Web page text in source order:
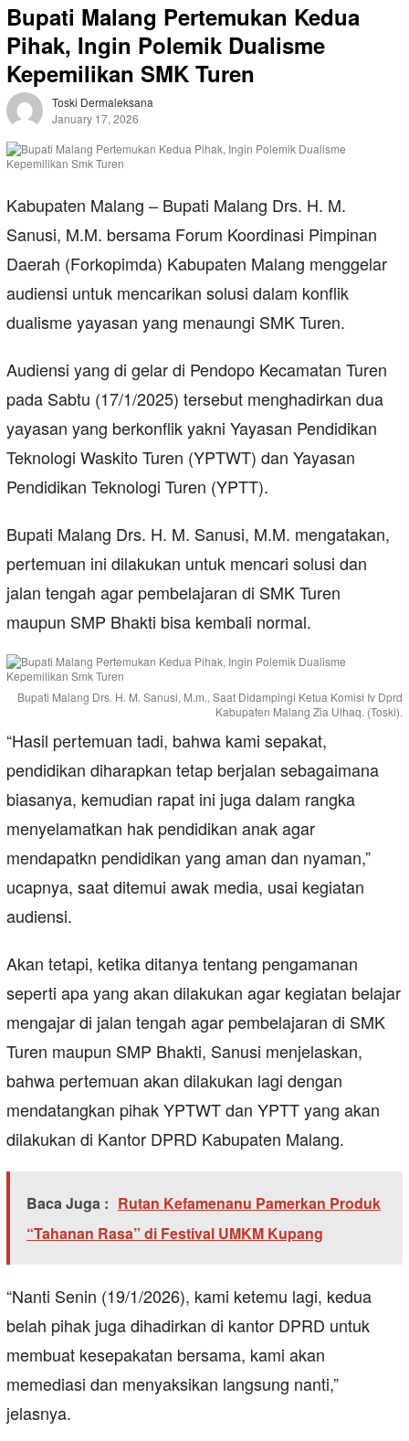
Bupati Malang Pertemukan Kedua
Pihak, Ingin Polemik Dualisme
Kepemilikan SMK Turen
Toski Dermaleksana
January 17, 2026
Kabupaten Malang – Bupati Malang Drs. H. M.
Sanusi, M.M. bersama Forum Koordinasi Pimpinan
Daerah (Forkopimda) Kabupaten Malang menggelar
audiensi untuk mencarikan solusi dalam konflik
dualisme yayasan yang menaungi SMK Turen.
Audiensi yang di gelar di Pendopo Kecamatan Turen
pada Sabtu (17/1/2025) tersebut menghadirkan dua
yayasan yang berkonflik yakni Yayasan Pendidikan
Teknologi Waskito Turen (YPTWT) dan Yayasan
Pendidikan Teknologi Turen (YPTT).
Bupati Malang Drs. H. M. Sanusi, M.M. mengatakan,
pertemuan ini dilakukan untuk mencari solusi dan
jalan tengah agar pembelajaran di SMK Turen
maupun SMP Bhakti bisa kembali normal.
Bupati Malang Drs. H. M. Sanusi, M.m., Saat Didampingi Ketua Komisi Iv Dprd
Kabupaten Malang Zia Ulhaq. (Toski).
“Hasil pertemuan tadi, bahwa kami sepakat,
pendidikan diharapkan tetap berjalan sebagaimana
biasanya, kemudian rapat ini juga dalam rangka
menyelamatkan hak pendidikan anak agar
mendapatkn pendidikan yang aman dan nyaman,”
ucapnya, saat ditemui awak media, usai kegiatan
audiensi.
Akan tetapi, ketika ditanya tentang pengamanan
seperti apa yang akan dilakukan agar kegiatan belajar
mengajar di jalan tengah agar pembelajaran di SMK
Turen maupun SMP Bhakti, Sanusi menjelaskan,
bahwa pertemuan akan dilakukan lagi dengan
mendatangkan pihak YPTWT dan YPTT yang akan
dilakukan di Kantor DPRD Kabupaten Malang.
Baca Juga : Rutan Kefamenanu Pamerkan Produk
“Tahanan Rasa” di Festival UMKM Kupang
“Nanti Senin (19/1/2026), kami ketemu lagi, kedua
belah pihak juga dihadirkan di kantor DPRD untuk
membuat kesepakatan bersama, kami akan
memediasi dan menyaksikan langsung nanti,”
jelasnya.